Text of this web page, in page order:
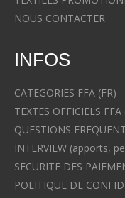
NOUS CONTACTER
INFOS
CATEGORIES FFA (FR)
TEXTES OFFICIELS FFA
QUESTIONS
INTERVIEW (apports,
SECURITE DES
POLITIQUE DE